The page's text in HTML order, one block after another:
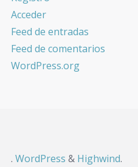
Acceder
Feed de entradas
Feed de comentarios
WordPress.org
. WordPress & Highwind.